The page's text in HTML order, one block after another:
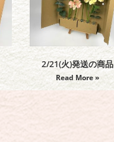
2/21(火)発送の商品
Read More »